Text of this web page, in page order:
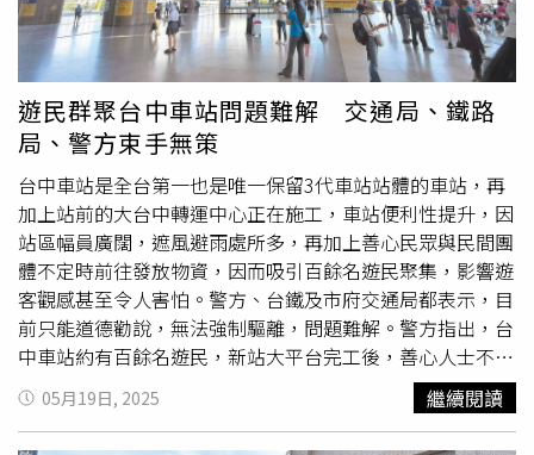
遊民群聚台中車站問題難解 交通局、鐵路
局、警方束手無策
台中車站是全台第一也是唯一保留3代車站站體的車站，再
加上站前的大台中轉運中心正在施工，車站便利性提升，因
站區幅員廣闊，遮風避雨處所多，再加上善心民眾與民間團
體不定時前往發放物資，因而吸引百餘名遊民聚集，影響遊
客觀感甚至令人害怕。警方、台鐵及市府交通局都表示，目
前只能道德勸說，無法強制驅離，問題難解。警方指出，台
中車站約有百餘名遊民，新站大平台完工後，善心人士不定
時發給遊民物資，自然吸引更多遊民進駐，遊民間也自成勢
力，用睡覺紙板占地盤，不敵的被迫轉往附近的台中公園，
最離譜的是社工或清潔人員為了避免遊民隨地便溺產生惡
05月19日, 2025 繼續閱讀